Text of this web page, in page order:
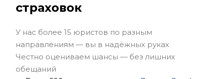
страховок
У нас более 15 юристов по разным
направлениям — вы в надёжных руках
Честно оцениваем шансы — без лишних
обещаний